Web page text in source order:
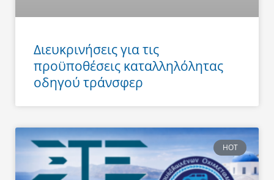
Διευκρινήσεις για τις
προϋποθέσεις καταλληλόλητας
οδηγού τράνσφερ
HOT